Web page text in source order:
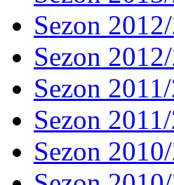
Sezon
Sezon
Sezon
Sezon
Sezon